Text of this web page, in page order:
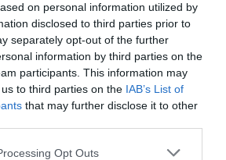
on personal information utilized by
disclosed to third parties prior to
separately opt-out of the further
information by third parties on the
participants. This information may
to third parties on the IAB’s List of
that may further disclose it to other
Opt Outs